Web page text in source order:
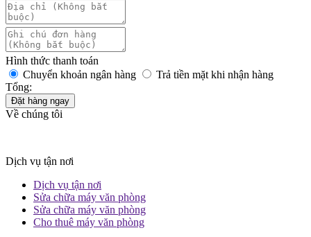
Hình thức thanh toán
Chuyển khoản ngân hàng
Trả tiền mặt khi nhận hàng
Tổng:
Đặt hàng ngay
Về chúng tôi
Dịch vụ tận nơi
Dịch vụ tận nơi
Sửa chữa máy văn phòng
Sửa chữa máy văn phòng
Cho thuê máy văn phòng